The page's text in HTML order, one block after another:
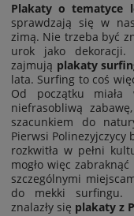
Plakaty o tematyce
sprawdzają się w
zimą. Nie trzeba być
urok jako
zajmują plakaty
lata. Surfing to coś
Od początku miała
niefrasobliwą
szacunkiem do
Pierwsi
rozkwitła w pełni
mogło więc zabraknąć
szczególnymi
do mekki surfingu.
znalazły się plakaty z